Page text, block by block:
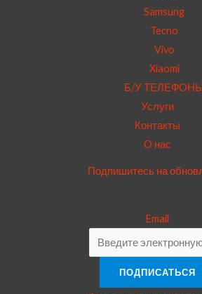
Samsung
Tecno
Vivo
Xiaomi
Б/У
Услуги
Контакты
О нас
Подпишитесь на
Email
ПОДПИСАТЬСЯ